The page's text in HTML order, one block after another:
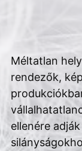
Méltatlan
rendezők,
ellenére